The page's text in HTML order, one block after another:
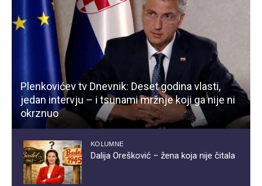
Plenkovićev tv Dnevnik: Deset godina vlasti,
jedan intervju – i tsunami mržnje koji ga nije ni
okrznuo
KOLUMNE
Dalija Orešković – žena koja nije čitala